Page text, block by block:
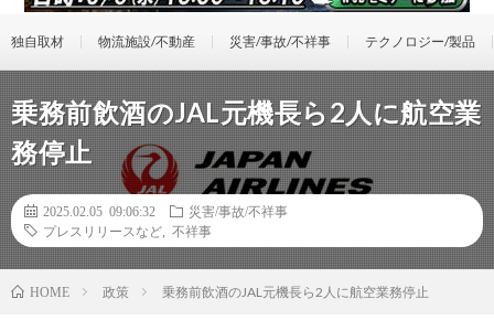
独自取材 物流施設/不動産 災害/事故/不祥事 テクノロジー/製品
乗務前飲酒のJAL元機長ら2人に航空業
務停止
2025.02.05 09:06:32
災害/事故/不祥事
プレスリリースなど
不祥事
HOME 政策 乗務前飲酒のJAL元機長ら2人に航空業務停止